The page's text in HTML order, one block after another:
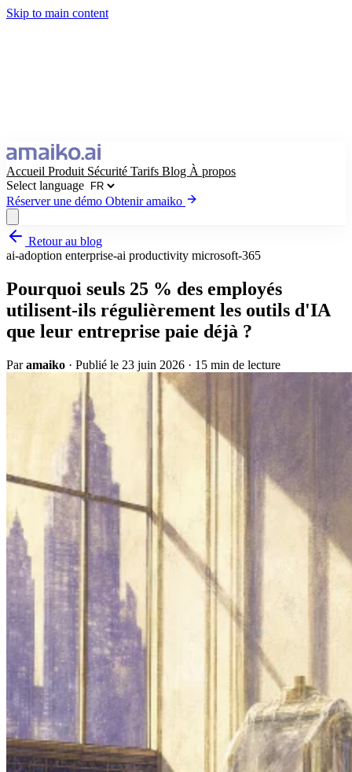
Skip to main content
Accueil Produit Sécurité Tarifs Blog À propos
Select language
Réserver une démo Obtenir amaiko
Obtenir amaiko Réserver une démo
Retour au blog
ai-adoption enterprise-ai productivity microsoft-365
Pourquoi seuls 25 % des employés
utilisent-ils régulièrement les outils d'IA
que leur entreprise paie déjà ?
Paramaiko · Publié le 23 juin 2026 · 15 min de lecture